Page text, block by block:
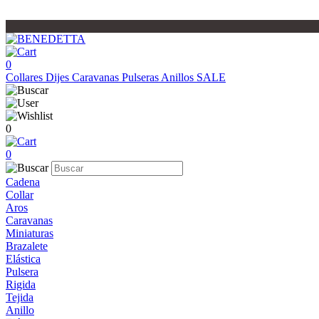
0
Collares Dijes Caravanas Pulseras Anillos SALE
0
0
Cadena
Collar
Aros
Caravanas
Miniaturas
Brazalete
Elástica
Pulsera
Rigida
Tejida
Anillo